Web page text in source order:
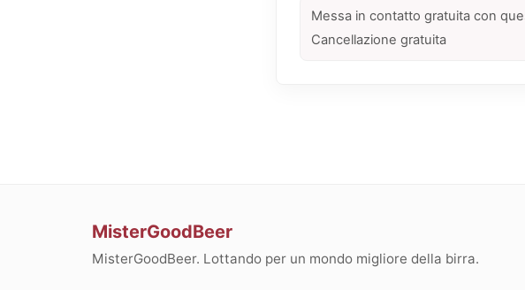
Messa in contatto gratuita con
Cancellazione gratuita
MisterGoodBeer
MisterGoodBeer. Lottando per un mondo migliore della birra.